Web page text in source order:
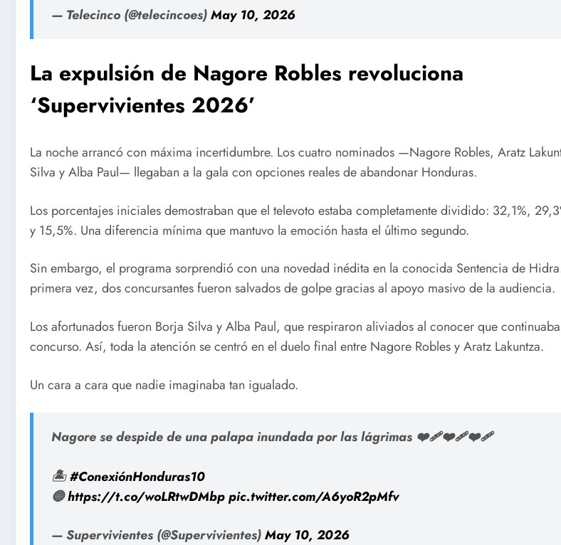
— Telecinco (@telecincoes)May 10, 2026
La expulsión de Nagore Robles revoluciona
‘Supervivientes 2026’
La noche arrancó con máxima incertidumbre. Los cuatro nominados —Nagore Robles, Aratz
Silva y Alba Paul— llegaban a la gala con opciones reales de abandonar Honduras.
Los porcentajes iniciales demostraban que el televoto estaba completamente dividido: 32,1%,
y 15,5%. Una diferencia mínima que mantuvo la emoción hasta el último segundo.
Sin embargo, el programa sorprendió con una novedad inédita en la conocida Sentencia de
primera vez, dos concursantes fueron salvados de golpe gracias al apoyo masivo de la audiencia.
Los afortunados fueron Borja Silva y Alba Paul, que respiraron aliviados al conocer que
concurso. Así, toda la atención se centró en el duelo final entre Nagore Robles y Aratz Lakuntza.
Un cara a cara que nadie imaginaba tan igualado.
Nagore se despide de una palapa inundada por las lágrimas ❤️‍🩹❤️‍🩹❤️‍🩹
🏝️#ConexiónHonduras10
🔵https://t.co/woLRtwDMbppic.twitter.com/A6yoR2pMfv
— Supervivientes (@Supervivientes)May 10, 2026